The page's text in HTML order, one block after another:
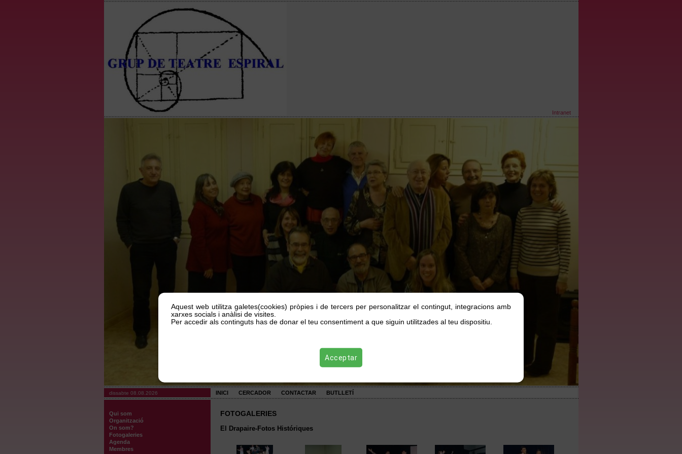
Intranet
dissabte 08.08.2026 INICI CERCADOR CONTACTAR BUTLLETÍ
Qui som
Organització
On som?
Fotogaleries
Agenda
Membres
FOTOGALERIES
El Drapaire-Fotos Históriques
Aquest web utilitza galetes(cookies) pròpies i de tercers per personalitzar el contingut, integracions amb
xarxes socials i anàlisi de visites.
Per accedir als continguts has de donar el teu consentiment a que siguin utilitzades al teu dispositiu.
Acceptar